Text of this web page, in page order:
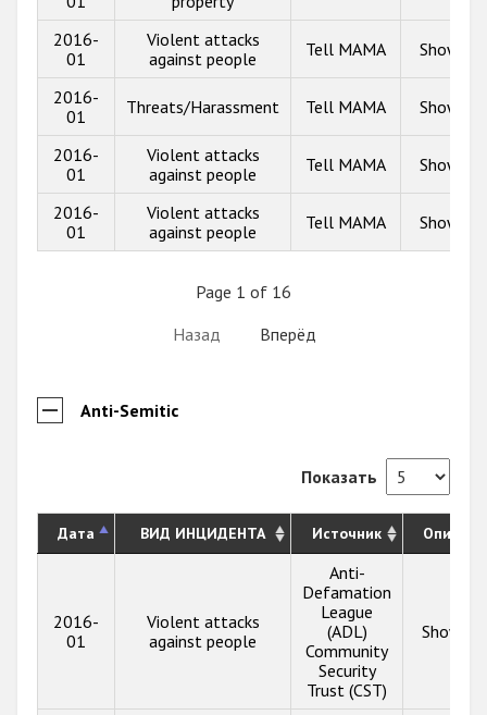
2016-
01
Violent attacks
against people
Tell MAMA Show
2016-
01
Threats/Harassment Tell MAMA Show
2016-
01
Violent attacks
against people
Tell MAMA Show
2016-
01
Violent attacks
against people
Tell MAMA Show
Page 1 of 16
Назад
Вперёд
Anti-Semitic
Показать
Дата ВИД ИНЦИДЕНТА Источник
2016-
01
Violent attacks
against people
Anti-
Defamation
League
(ADL)
Community
Security
Trust (CST)
Show